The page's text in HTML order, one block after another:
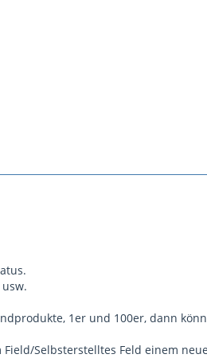
1er und 100er, dann
Selbsterstelltes Feld einem